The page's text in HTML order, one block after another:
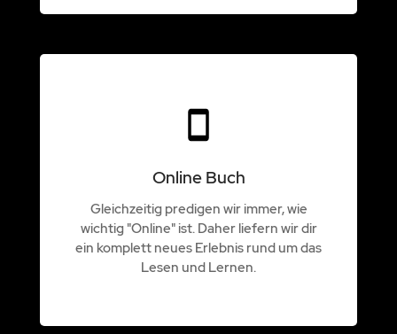
Online Buch
Gleichzeitig predigen wir immer, wie
wichtig "Online" ist. Daher liefern wir dir
ein komplett neues Erlebnis rund um das
Lesen und Lernen.